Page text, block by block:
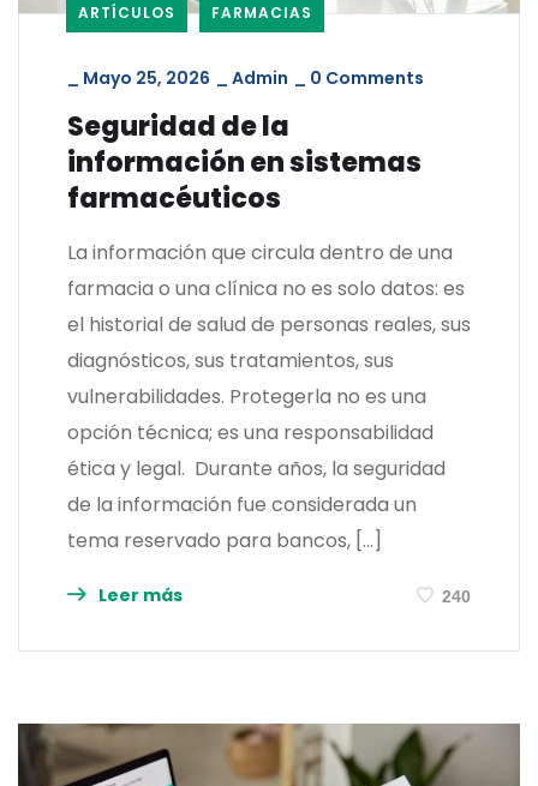
ARTÍCULOS FARMACIAS
Mayo 25, 2026 Admin 0 Comments
Seguridad de la
información en sistemas
farmacéuticos
La información que circula dentro de una
farmacia o una clínica no es solo datos: es
el historial de salud de personas reales, sus
diagnósticos, sus tratamientos, sus
vulnerabilidades. Protegerla no es una
opción técnica; es una responsabilidad
ética y legal. Durante años, la seguridad
de la información fue considerada un
tema reservado para bancos, […]
Leer más 240